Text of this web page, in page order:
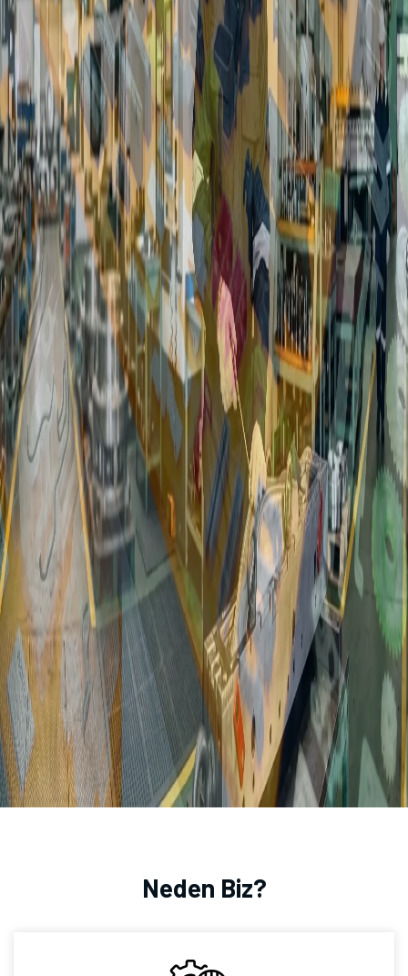
Neden Biz?